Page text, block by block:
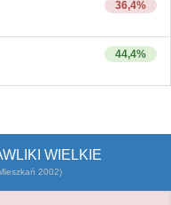
36,4%
44,4%
WIELKIE
2002)